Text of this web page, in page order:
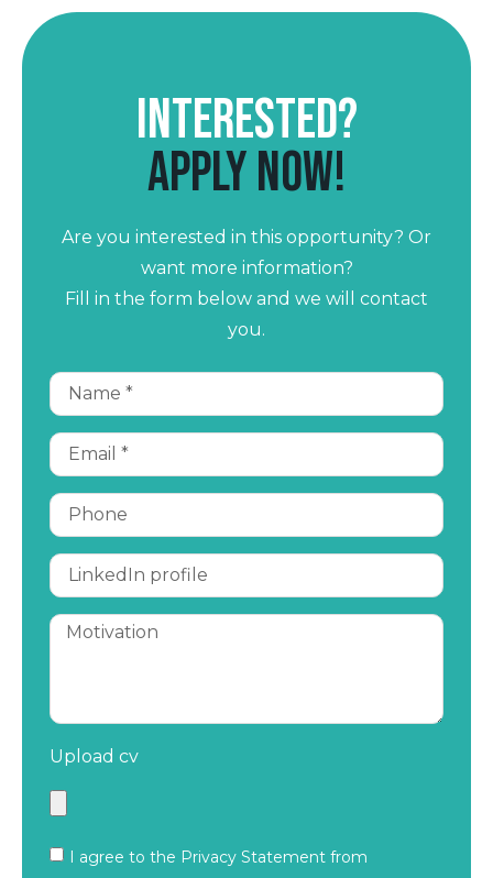
Interested?
Apply now!
Are you interested in this opportunity? Or
want more information?
Fill in the form below and we will contact
you.
Upload cv
I agree to the Privacy Statement from